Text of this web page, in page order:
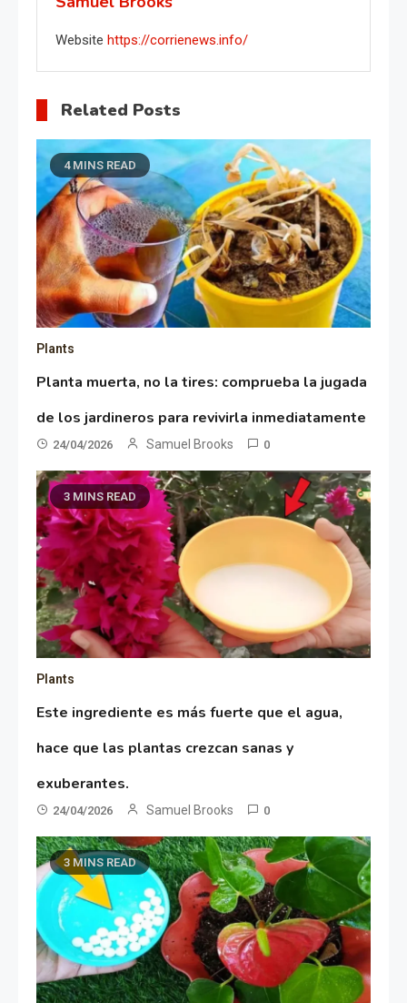
Website https://corrienews.info/
Related Posts
4 MINS READ
Plants
Planta muerta, no la tires: comprueba la jugada
de los jardineros para revivirla inmediatamente
24/04/2026 Samuel Brooks 0
3 MINS READ
Plants
Este ingrediente es más fuerte que el agua,
hace que las plantas crezcan sanas y
exuberantes.
24/04/2026 Samuel Brooks 0
3 MINS READ